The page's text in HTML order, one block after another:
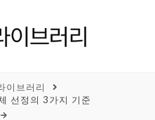
이브러리
선정의 3가지 기준